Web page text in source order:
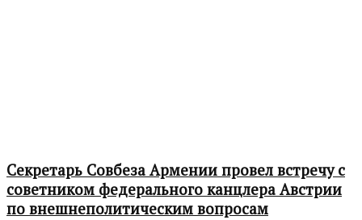
Секретарь Совбеза Армении провел встречу с
советником федерального канцлера Австрии
по внешнеполитическим вопросам